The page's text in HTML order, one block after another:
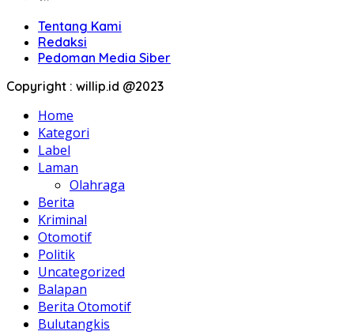
Tentang Kami
Redaksi
Pedoman Media Siber
Copyright : willip.id @2023
Home
Kategori
Label
Laman
Olahraga
Berita
Kriminal
Otomotif
Politik
Uncategorized
Balapan
Berita Otomotif
Bulutangkis